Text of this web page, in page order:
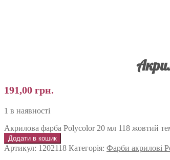
191,00 грн.
1 в наявності
Акрилова фарба Polycolor 20 мл 118 жовтий
Додати в кошик
Артикул: 1202118 Категорія: Фарби акрилові